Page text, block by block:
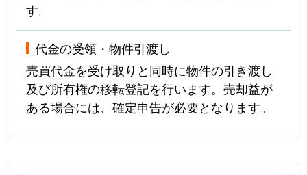
す。
代金の受領・物件引渡し
売買代金を受け取りと同時に物件の引き渡し
及び所有権の移転登記を行います。売却益が
ある場合には、確定申告が必要となります。